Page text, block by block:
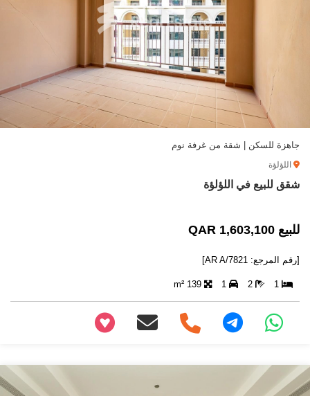
جاهزة للسكن | شقة من غرفة نوم
اللؤلؤة
شقق للبيع في اللؤلؤة
للبيع 1,603,100 QAR
[رقم المرجع: AR A/7821]
1
2
1
139 m²